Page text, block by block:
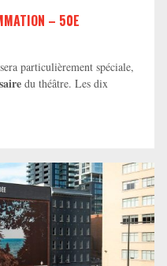
– 50E
particulièrement spéciale,
du théâtre. Les dix